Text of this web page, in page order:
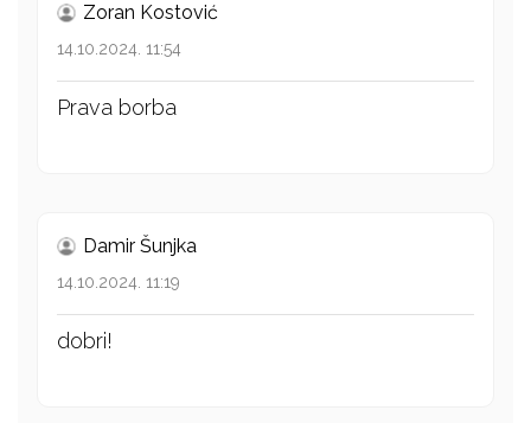
Zoran Kostović
14.10.2024. 11:54
Prava borba
Damir Šunjka
14.10.2024. 11:19
dobri!